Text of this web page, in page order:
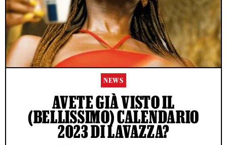
NEWS
AVETE GIÀ VISTO IL
(BELLISSIMO) CALENDARIO
2023 DI LAVAZZA?